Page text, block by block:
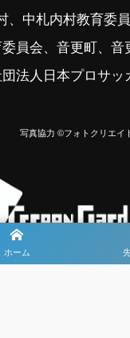
ホーム
、中札内村教育委
員会、音更町、音
法人日本プロサッ
写真協力 ©フォトクリエイ